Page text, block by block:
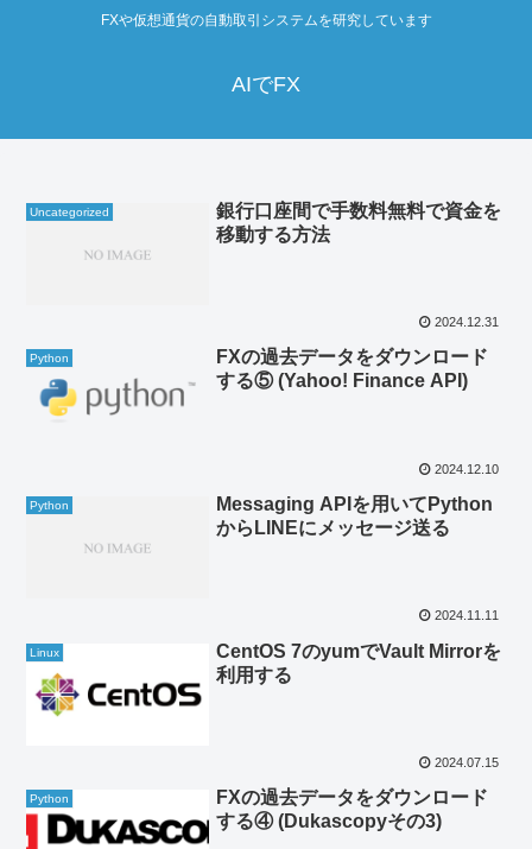
FXや仮想通貨の自動取引システムを研究しています
AIでFX
Uncategorized
銀行口座間で手数料無料で資金を
移動する方法
2024.12.31
Python
FXの過去データをダウンロード
する⑤ (Yahoo! Finance API)
2024.12.10
Python
Messaging APIを用いてPython
からLINEにメッセージ送る
2024.11.11
Linux
CentOS 7のyumでVault Mirrorを
利用する
2024.07.15
Python
FXの過去データをダウンロード
する④ (Dukascopyその3)